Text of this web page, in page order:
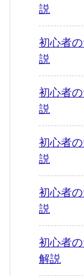
説
初心者
説
初心者
説
初心者
説
初心者
説
初心者
解説